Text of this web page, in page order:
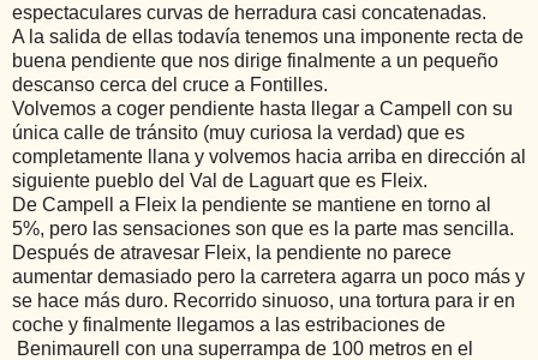
espectaculares curvas de herradura casi concatenadas.
A la salida de ellas todavía tenemos una imponente recta de
buena pendiente que nos dirige finalmente a un pequeño
descanso cerca del cruce a Fontilles.
Volvemos a coger pendiente hasta llegar a Campell con su
única calle de tránsito (muy curiosa la verdad) que es
completamente llana y volvemos hacia arriba en dirección al
siguiente pueblo del Val de Laguart que es Fleix.
De Campell a Fleix la pendiente se mantiene en torno al
5%, pero las sensaciones son que es la parte mas sencilla.
Después de atravesar Fleix, la pendiente no parece
aumentar demasiado pero la carretera agarra un poco más y
se hace más duro. Recorrido sinuoso, una tortura para ir en
coche y finalmente llegamos a las estribaciones de
Benimaurell con una superrampa de 100 metros en el